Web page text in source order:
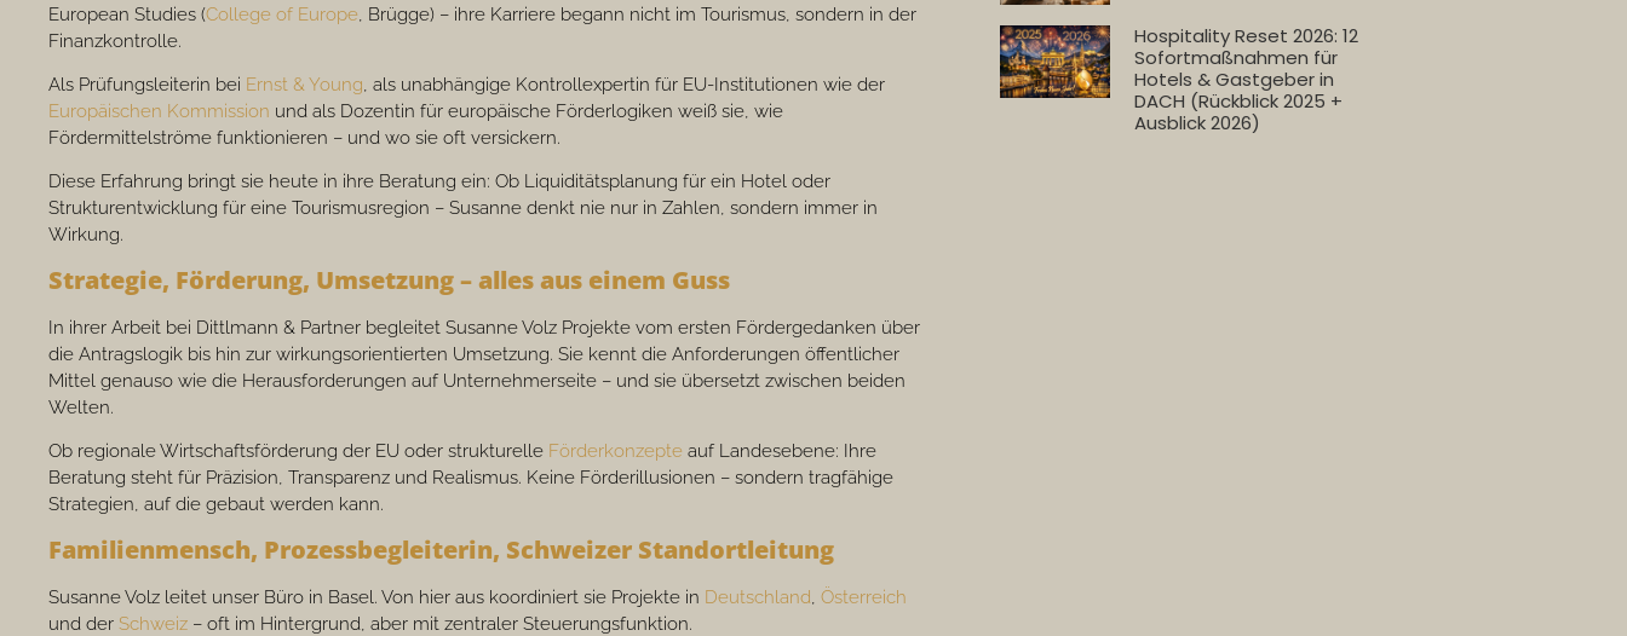
European Studies (College of Europe, Brügge) – ihre Karriere begann nicht im Tourismus, sondern in der
Finanzkontrolle.
Als Prüfungsleiterin bei Ernst & Young, als unabhängige Kontrollexpertin für EU-Institutionen wie der
Europäischen Kommission und als Dozentin für europäische Förderlogiken weiß sie, wie
Fördermittelströme funktionieren – und wo sie oft versickern.
Diese Erfahrung bringt sie heute in ihre Beratung ein: Ob Liquiditätsplanung für ein Hotel oder
Strukturentwicklung für eine Tourismusregion – Susanne denkt nie nur in Zahlen, sondern immer in
Wirkung.
Strategie, Förderung, Umsetzung – alles aus einem Guss
In ihrer Arbeit bei Dittlmann & Partner begleitet Susanne Volz Projekte vom ersten Fördergedanken über
die Antragslogik bis hin zur wirkungsorientierten Umsetzung. Sie kennt die Anforderungen öffentlicher
Mittel genauso wie die Herausforderungen auf Unternehmerseite – und sie übersetzt zwischen beiden
Welten.
Ob regionale Wirtschaftsförderung der EU oder strukturelle Förderkonzepte auf Landesebene: Ihre
Beratung steht für Präzision, Transparenz und Realismus. Keine Förderillusionen – sondern tragfähige
Strategien, auf die gebaut werden kann.
Familienmensch, Prozessbegleiterin, Schweizer Standortleitung
Susanne Volz leitet unser Büro in Basel. Von hier aus koordiniert sie Projekte in Deutschland, Österreich
und der Schweiz – oft im Hintergrund, aber mit zentraler Steuerungsfunktion.
Hospitality Reset 2026: 12
Sofortmaßnahmen für
Hotels & Gastgeber in
DACH (Rückblick 2025 +
Ausblick 2026)